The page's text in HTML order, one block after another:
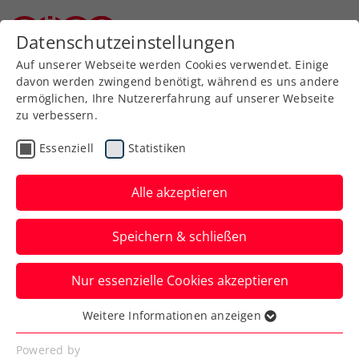
NÖTV Jugendprogramm
NÖTV Turnierserien für
Datenschutzeinstellungen
Auf unserer Webseite werden Cookies verwendet. Einige
davon werden zwingend benötigt, während es uns andere
ermöglichen, Ihre Nutzererfahrung auf unserer Webseite
zu verbessern.
Essenziell Statistiken
Alle akzeptieren
Speichern & schließen
Nur essenzielle Cookies akzeptieren
Essenziell
Essenzielle Cookies werden für grundlegende
Weitere Informationen anzeigen
Powered by